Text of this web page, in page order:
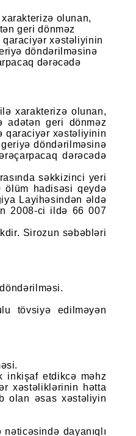
olunan,
geri dönməz
qaraciyər xəstəliyinin
döndərilməsinə
dərəcədə
xarakterizə olunan,
adətən geri dönməz
qaraciyər xəstəliyinin
döndərilməsinə
dərəcədə
səkkizinci yeri
ölüm hadisəsi qeydə
Layihəsindən əldə
2008-ci ildə 66 007
Sirozun səbəbləri
tövsiyə edilməyən
inkişaf etdikcə məhz
xəstəliklərinin hətta
olan əsas xəstəliyin
dayanıqlı